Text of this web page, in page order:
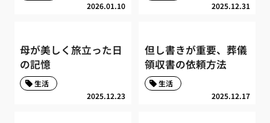
2026.01.10 2025.12.31
母が美しく旅立った日
の記憶
2025.12.23
生活
但し書きが重要、葬儀
領収書の依頼方法
2025.12.17
生活